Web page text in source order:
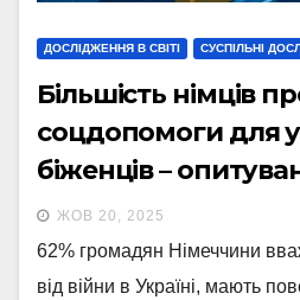
ДОСЛІДЖЕННЯ В СВІТІ СУСПІЛЬНІ
Більшість німців
соцдопомоги для
біженців –
ЖОВ 20, 2025
62% громадян Німеччини
від війни в Україні, мають